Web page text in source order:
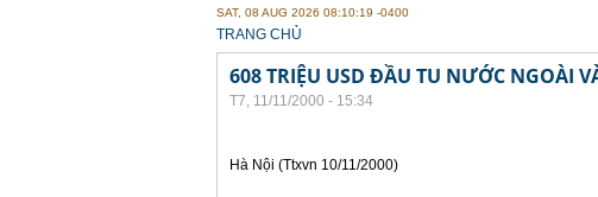
SAT, 08 AUG 2026 08:10:19 -0400
YOU ARE HERE
TRANG CHỦ
608 TRIỆU USD ĐẦU TU NƯỚC NGOÀI
T7, 11/11/2000 - 15:34
Hà Nội (Ttxvn 10/11/2000)